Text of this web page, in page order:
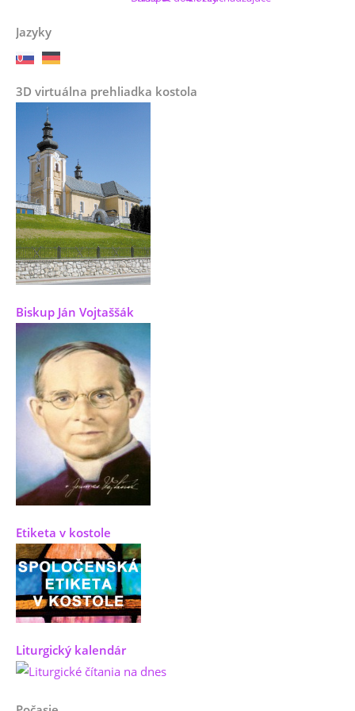
Jazyky
3D virtuálna prehliadka kostola
Biskup Ján Vojtaššák
Etiketa v kostole
Liturgický kalendár